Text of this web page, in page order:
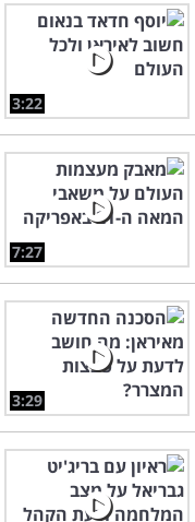
3:22
7:27
3:29